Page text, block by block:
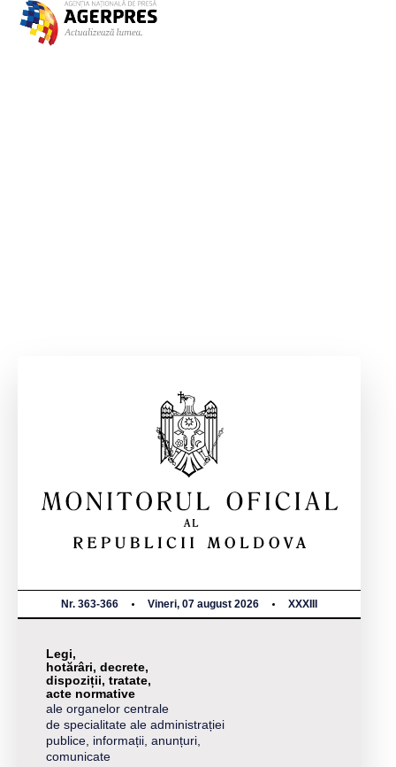
Nr. 363-366 Vineri, 07 august 2026 XXXIII
Legi,
hotărâri, decrete,
dispoziții, tratate,
acte normative
ale organelor centrale
de specialitate ale administrației
publice, informații, anunțuri,
comunicate